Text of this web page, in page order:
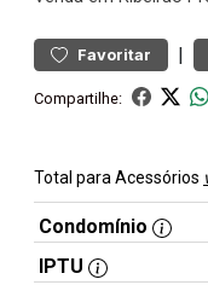
Favoritar |
Compartilhe:
Total para Acessórios
Condomínio
IPTU